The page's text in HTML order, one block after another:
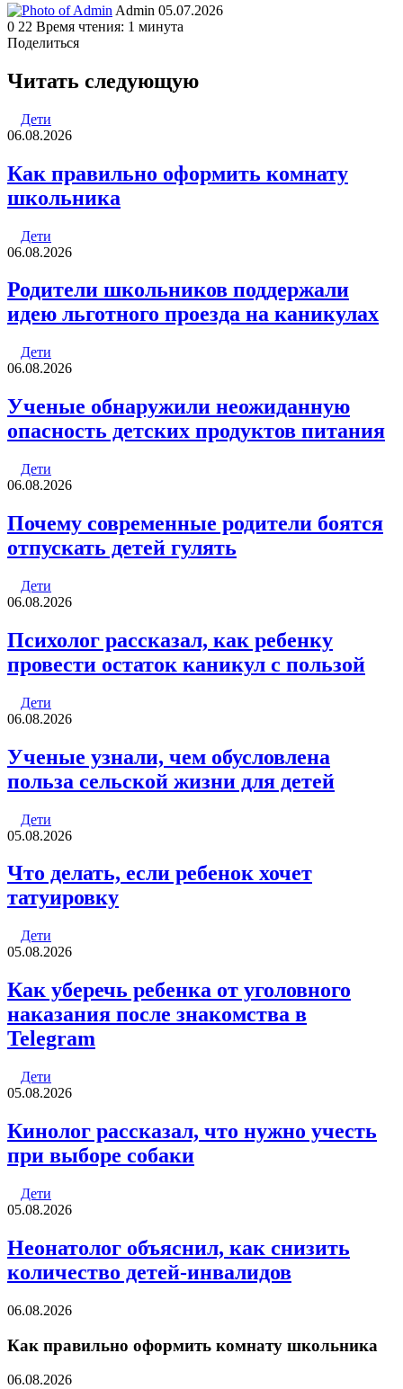
Admin Send
an
05.07.2026
0 22 Время чтения: 1 минута
Поделиться
через
электронную
Читать следующую
Дети
06.08.2026
Как правильно оформить комнату
школьника
Дети
06.08.2026
Родители школьников поддержали
идею льготного проезда на каникулах
Дети
06.08.2026
Ученые обнаружили неожиданную
опасность детских продуктов питания
Дети
06.08.2026
Почему современные родители боятся
отпускать детей гулять
Дети
06.08.2026
Психолог рассказал, как ребенку
провести остаток каникул с пользой
Дети
06.08.2026
Ученые узнали, чем обусловлена
польза сельской жизни для детей
Дети
05.08.2026
Что делать, если ребенок хочет
татуировку
Дети
05.08.2026
Как уберечь ребенка от уголовного
наказания после знакомства в
Telegram
Дети
05.08.2026
Кинолог рассказал, что нужно учесть
при выборе собаки
Дети
05.08.2026
Неонатолог объяснил, как снизить
количество детей-инвалидов
06.08.2026
Как правильно оформить комнату школьника
06.08.2026